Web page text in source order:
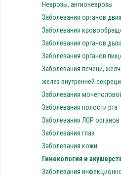
Неврозы, ангионеврозы
Заболевания органов
Заболевания
Заболевания органов
Заболевания органов
Заболевания печени,
желёз внутренней
Заболевания
Заболевания полости рта
Заболевания ЛОР органов
Заболевания глаз
Заболевания кожи
Гинекология и
Заболевания